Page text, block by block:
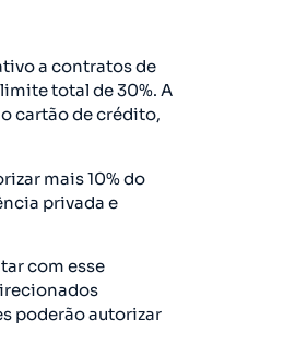
a contratos de
total de 30%. A
cartão de crédito,
mais 10% do
privada e
com esse
poderão autorizar